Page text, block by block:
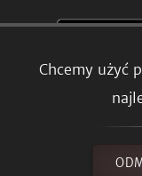
Chcemy użyć